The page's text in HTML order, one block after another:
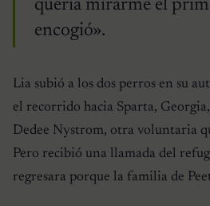
quería mirarme el
encogió».
Lia subió a los dos perros en su
el recorrido hacia Sparta,
Dedee Nystrom, otra voluntaria
Pero recibió una llamada del
regresara porque la familia de